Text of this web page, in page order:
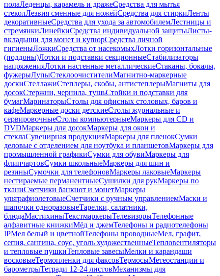
полаЛеденцы, карамель и дражеСредства для мытья
стеколЛезвия сменные для ножейСредства для стиркиЛенты
декоративныеСредства для ухода за автомобилемЛестницы и
стремянкиЛинейкиСредства индивидуальной защитыЛисты-
вкладыши для монет и купюрСредства личной
гигиеныЛожкиСредства от насекомыхЛотки горизонтальные
(поддоны)Лотки и подставки секционныеСтабилизаторы
напряженияЛотки настенные металлическиеСтаканы, бокалы,
фужерыЛупыСтеклоочистителиМагнитно-маркерные
доскиСтеллажиСтеплеры, скобы, антистеплерыМагниты для
досокСтержни, чернила, тушьСтойки и подставки для
бумагМаринаторыСтолы для офисных столовых, баров и
кафеМаркерные доски детскиеСтолы журнальные и
сервировочныеСтолы компьютерныеМаркеры для CD и
DVDМаркеры для досокМаркеры для окон и
стеклаСувенирная продукцияМаркеры для пленокСумки
деловые с отделением для ноутбука и планшетовМаркеры для
промышленной графикиСумки для обувиМаркеры для
флипчартовСумки школьныеМаркеры для шин и
резиныСумочки для телефоновМаркеры лаковыеМаркеры
нестираемые перманентныеСушилки для рукМаркеры по
тканиСчетчики банкнот и монетМаркеры
ультрафиолетовыеСчетчики с ручным управлениемМаски и
шапочки одноразовыеТарелки, салатники,
блюдаМастихиныТекстмаркерыТелевизорыТелефонные
алфавитные книжкиМёд и джемТелефоны и радиотелефоны
IPМел белый и цветнойТелефоны проводныеМел, графит,
сепия, сангина, соус, уголь художественныеТепловентиляторы
и тепловые пушкиТепловые завесыМелки и карандаши
восковыеТермопленки для факсовТермосыМетеостанции и
барометрыТетради 12-24 листовМеханизмы для